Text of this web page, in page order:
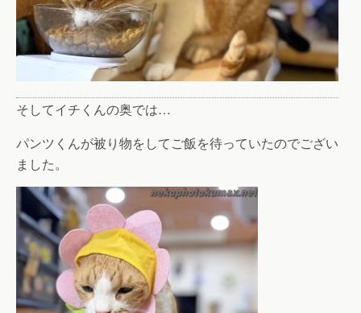
そしてイチくんの奥では…
パンツくんが被り物をしてご飯を待っていたのでござい
ました。